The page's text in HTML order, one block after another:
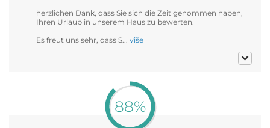
herzlichen Dank, dass Sie sich die Zeit genommen haben,
Ihren Urlaub in unserem Haus zu bewerten.
Es freut uns sehr, dass S... više
88%